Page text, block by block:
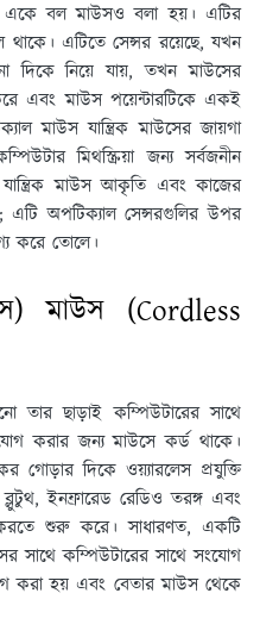
বল মাউসও বলা হয়। এটির
থাকে। এটিতে সেন্সর রয়েছে, যখন
দিকে নিয়ে যায়, তখন মাউসের
এবং মাউস পয়েন্টারটিকে একই
মাউস যান্ত্রিক মাউসের জায়গা
মিথস্ক্রিয়া জন্য সর্বজনীন
মাউস আকৃতি এবং কাজের
এটি অপটিক্যাল সেন্সরগুলির উপর
করে তোলে।
মাউস (Cordless
ছাড়াই কম্পিউটারের সাথে
করার জন্য মাউসে কর্ড থাকে।
দিকে ওয়্যারলেস প্রযুক্তি
ইনফ্রারেড রেডিও তরঙ্গ এবং
করতে শুরু করে। সাধারণত, একটি
সাথে কম্পিউটারের সাথে সংযোগ
করা হয় এবং বেতার মাউস থেকে